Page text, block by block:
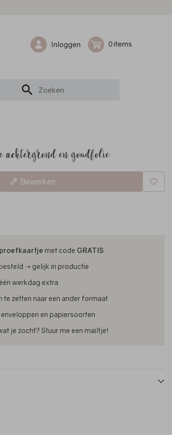
Inloggen 0
achtergrond en goudfolie
Bewerken
met code GRATIS
besteld ➝ gelijk in productie
werkdag extra
te zetten naar een ander formaat
enveloppen en papiersoorten
je zocht? Stuur me een mailtje!